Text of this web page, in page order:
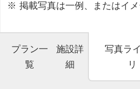
掲載写真は一例、またはイメ
プラン一
覧
施設詳
細
写真ラ
リ